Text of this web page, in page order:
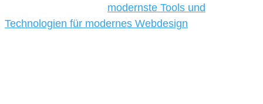
modernste Tools und
Technologien für modernes Webdesign